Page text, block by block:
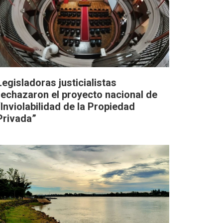
justicialistas
el proyecto nacional de
de la Propiedad